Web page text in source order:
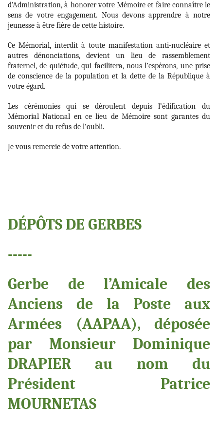
d’Administration, à honorer votre Mémoire et faire connaître le
sens de votre engagement. Nous devons apprendre à notre
jeunesse à être fière de cette histoire.
Ce Mémorial, interdit à toute manifestation anti-nucléaire et
autres dénonciations, devient un lieu de rassemblement
fraternel, de quiétude, qui facilitera, nous l’espérons, une prise
de conscience de la population et la dette de la République à
votre égard.
Les cérémonies qui se déroulent depuis l’édification du
Mémorial National en ce lieu de Mémoire sont garantes du
souvenir et du refus de l’oubli.
Je vous remercie de votre attention.
DÉPÔTS DE GERBES
-----
Gerbe de l’Amicale des
Anciens de la Poste aux
Armées (AAPAA), déposée
par Monsieur Dominique
DRAPIER au nom du
Président Patrice
MOURNETAS